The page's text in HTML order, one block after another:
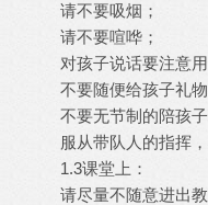
请不要吸烟；
请不要喧哗；
对孩子说话要注意
不要随便给孩子礼物
不要无节制的陪孩
服从带队人的指挥
1.3课堂上：
请尽量不随意进出教